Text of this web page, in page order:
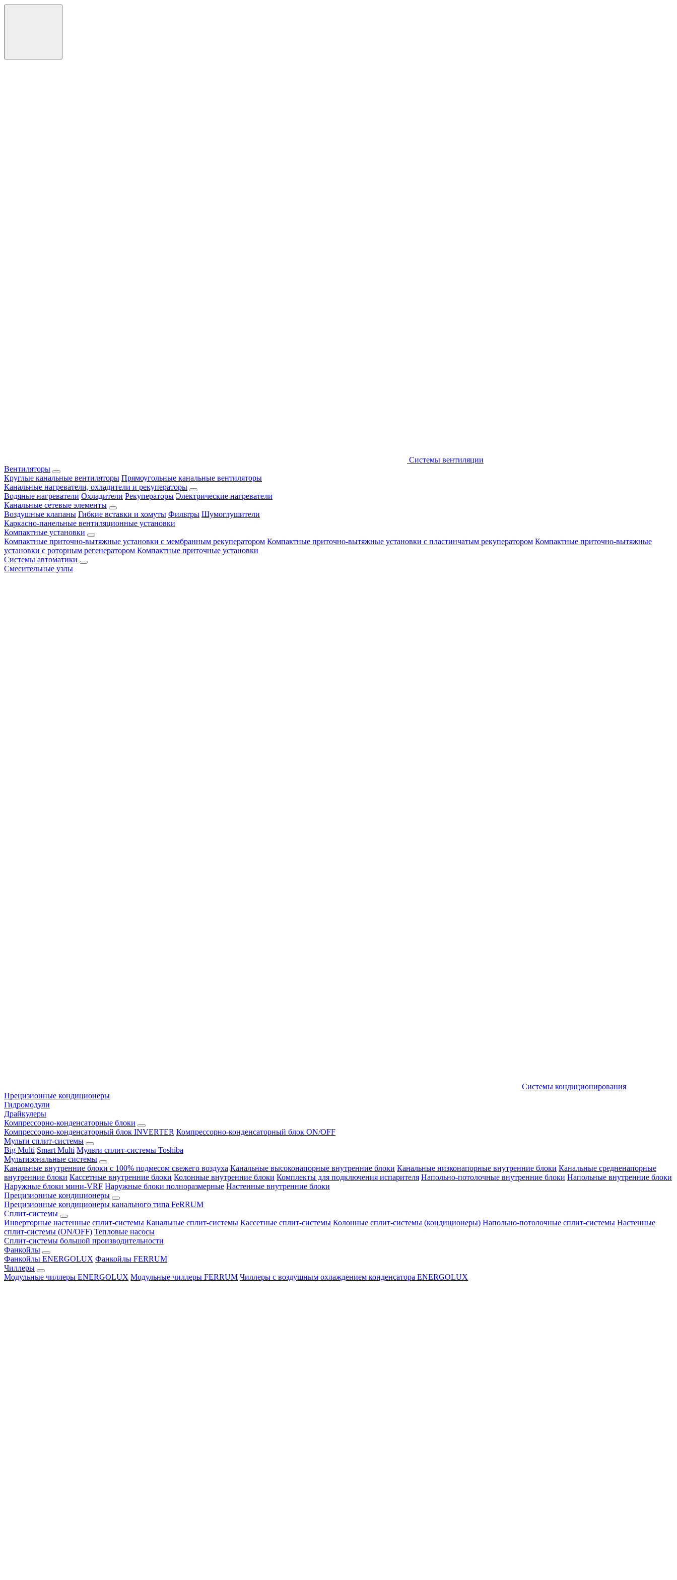
Системы вентиляции
Вентиляторы
Круглые канальные вентиляторы Прямоугольные канальные вентиляторы
Канальные нагреватели, охладители и рекуператоры
Водяные нагреватели Охладители Рекуператоры Электрические нагреватели
Канальные сетевые элементы
Воздушные клапаны Гибкие вставки и хомуты Фильтры Шумоглушители
Каркасно-панельные вентиляционные установки
Компактные установки
Компактные приточно-вытяжные установки с мембранным рекуператором Компактные приточно-вытяжные установки с пластинчатым рекуператором Компактные приточно-вытяжные
установки с роторным регенератором Компактные приточные установки
Системы автоматики
Смесительные узлы
Системы кондиционирования
Прецизионные кондиционеры
Гидромодули
Драйкулеры
Компрессорно-конденсаторные блоки
Компрессорно-конденсаторный блок INVERTER Компрессорно-конденсаторный блок ON/OFF
Мульти сплит-системы
Big Multi Smart Multi Мульти сплит-системы Toshiba
Мультизональные системы
Канальные внутренние блоки с 100% подмесом свежего воздуха Канальные высоконапорные внутренние блоки Канальные низконапорные внутренние блоки Канальные средненапорные
внутренние блоки Кассетные внутренние блоки Колонные внутренние блоки Комплекты для подключения испарителя Напольно-потолочные внутренние блоки Напольные внутренние блоки
Наружные блоки мини-VRF Наружные блоки полноразмерные Настенные внутренние блоки
Прецизионные кондиционеры
Прецизионные кондиционеры канального типа FeRRUM
Сплит-системы
Инверторные настенные сплит-системы Канальные сплит-системы Кассетные сплит-системы Колонные сплит-системы (кондиционеры) Напольно-потолочные сплит-системы Настенные
сплит-системы (ON/OFF) Тепловые насосы
Сплит-системы большой производительности
Фанкойлы
Фанкойлы ENERGOLUX Фанкойлы FERRUM
Чиллеры
Модульные чиллеры ENERGOLUX Модульные чиллеры FERRUM Чиллеры с воздушным охлаждением конденсатора ENERGOLUX